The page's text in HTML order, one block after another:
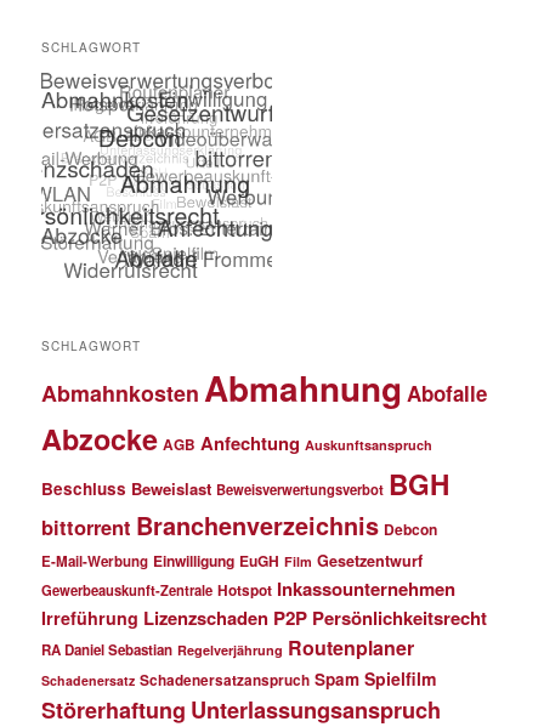
SCHLAGWORT
SCHLAGWORT
Abmahnkosten Abmahnung Abofalle
Abzocke AGB Anfechtung Auskunftsanspruch
Beschluss Beweislast Beweisverwertungsverbot BGH
bittorrent Branchenverzeichnis Debcon
E-Mail-Werbung Einwilligung EuGH Film Gesetzentwurf
Gewerbeauskunft-Zentrale Hotspot Inkassounternehmen
Irreführung Lizenzschaden P2P Persönlichkeitsrecht
RA Daniel Sebastian Regelverjährung Routenplaner
Schadenersatz Schadenersatzanspruch Spam Spielfilm
Störerhaftung Unterlassungsanspruch